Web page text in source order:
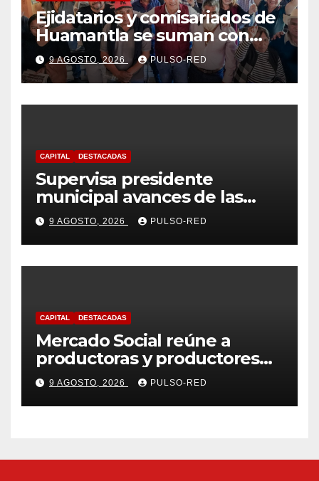
Ejidatarios y comisariados de
Huamantla se suman con
Alfonso Sánchez, respaldan
su proyecto de defensa
9 AGOSTO, 2026 PULSO-RED
CAPITAL DESTACADAS
Supervisa presidente
municipal avances de las
acciones de “Más Territorio y
Menos Escritorio” en la
Unidad Habitacional Cuatro
Señoríos
9 AGOSTO, 2026 PULSO-RED
CAPITAL DESTACADAS
Mercado Social reúne a
productoras y productores
de la región en una jornada
de convivencia y consumo
local en Tlaxcala
9 AGOSTO, 2026 PULSO-RED